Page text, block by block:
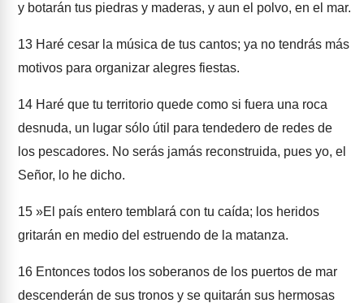
y botarán tus piedras y maderas, y aun el polvo, en el mar.
13 Haré cesar la música de tus cantos; ya no tendrás más
motivos para organizar alegres fiestas.
14 Haré que tu territorio quede como si fuera una roca
desnuda, un lugar sólo útil para tendedero de redes de
los pescadores. No serás jamás reconstruida, pues yo, el
Señor, lo he dicho.
15 »El país entero temblará con tu caída; los heridos
gritarán en medio del estruendo de la matanza.
16 Entonces todos los soberanos de los puertos de mar
descenderán de sus tronos y se quitarán sus hermosas